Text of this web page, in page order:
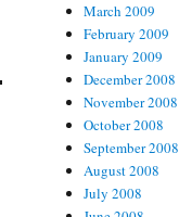
March 2009
February 2009
January 2009
December 2008
November 2008
October 2008
September 2008
August 2008
July 2008